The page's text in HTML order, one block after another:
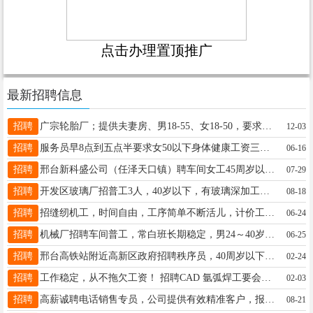
点击办理置顶推广
最新招聘信息
招聘 广宗轮胎厂；提供夫妻房、男18-55、女18-50，要求简单识字，19103194000五险一金工资7500-13000 12-03
招聘 06-16
招聘 07-29
招聘 08-18
招聘 06-24
招聘 06-25
招聘 邢台高铁站附近高新区政府招聘秩序员，40周岁以下，待遇优厚，4-5天公休，带薪年假。杨经理；15354002240 02-24
招聘 02-03
招聘 08-21